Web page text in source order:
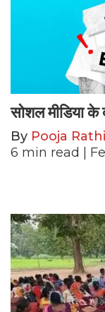
सोशल मीडिया के
By Pooja Rathi
6 min read |